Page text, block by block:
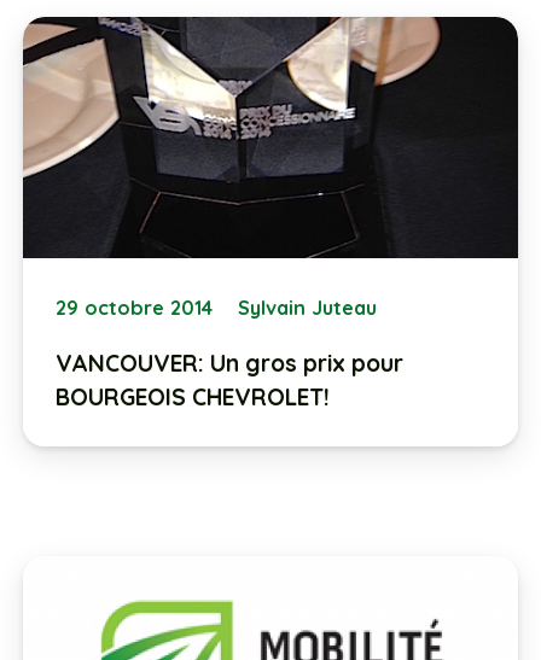
29 octobre 2014 Sylvain Juteau
VANCOUVER: Un gros prix pour
BOURGEOIS CHEVROLET!